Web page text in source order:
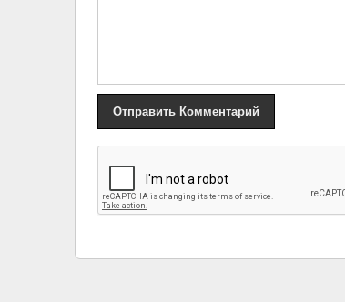
Анастасия Волочкова назвали свои мозоли на ногах
прекрасными